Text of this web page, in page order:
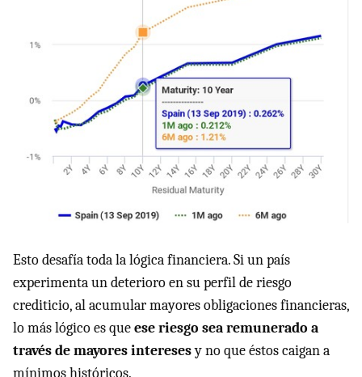
Esto desafía toda la lógica financiera. Si un país
experimenta un deterioro en su perfil de riesgo
crediticio, al acumular mayores obligaciones financieras,
lo más lógico es queese riesgo sea remunerado a
través de mayores interesesy no que éstos caigan a